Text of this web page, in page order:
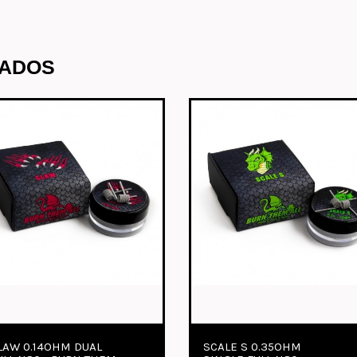
SCALE S 0.35OHM
FANG S 0.30OHM